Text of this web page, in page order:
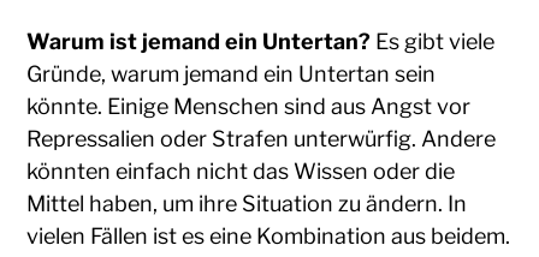
Warum ist jemand ein Untertan? Es gibt viele
Gründe, warum jemand ein Untertan sein
könnte. Einige Menschen sind aus Angst vor
Repressalien oder Strafen unterwürfig. Andere
könnten einfach nicht das Wissen oder die
Mittel haben, um ihre Situation zu ändern. In
vielen Fällen ist es eine Kombination aus beidem.